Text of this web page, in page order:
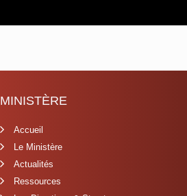
MINISTÈRE
Accueil
Le Ministère
Actualités
Ressources